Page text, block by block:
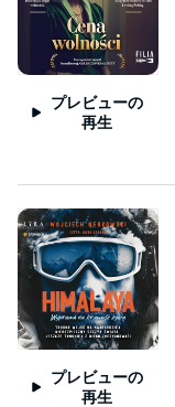
プレビューの
再生
プレビューの
再生